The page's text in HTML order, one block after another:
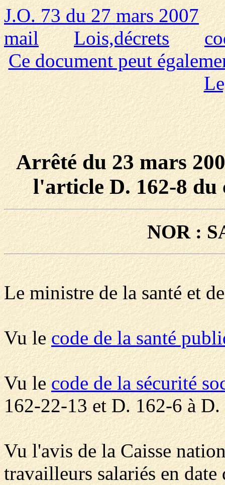
J.O. 73 du 27 mars 2007
mail
Lois,décrets
Ce document peut
Arrêté du 23 mars
l'article D. 162-8 du
NOR :
Le ministre de la santé et
Vu lecode de la santé
Vu lecode de la sécurité
162-22-13 et D. 162-6 à
Vu l'avis de la Caisse
travailleurs salariés en